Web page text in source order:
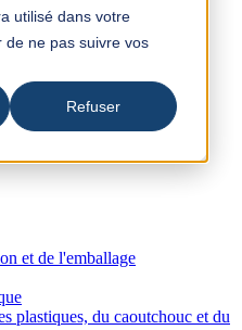
utilisé dans votre
de ne pas suivre vos
Refuser
et de l'emballage
plastiques, du caoutchouc et du